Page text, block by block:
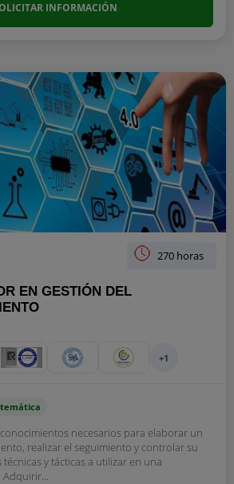
INFORMACIÓN
270 horas
EN GESTIÓN DEL
+1
necesarios para elaborar un
realizar el seguimiento y controlar su
y tácticas a utilizar en una
Adquirir...